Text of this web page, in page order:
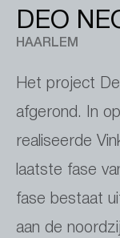
DEO
HAARLEM
Het project
afgerond. In
realiseerde
laatste fase
fase bestaat
aan de